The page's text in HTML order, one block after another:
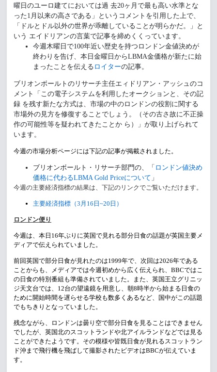
曜日のユーロ建てにおいては過 去20ヶ月で最も高い水準とな
った1月以来の高さである」というコメントを引用した上で、
「ドルとドル以外の世界が乖離していることが明らかだ。」と
いう エイドリアンの言葉で記事を締めくくっています。
今週木曜日で100年近い歴史を持つロンドン金値決めが
終わりを告げ、本日金曜日からLBMA金価格が新たに始
まったことを伝える ロイターの記事。
ブリオンボールトのリサーチ主任エィドリアン・アッシュのコ
メント「この電子システムを利用したオークションと、その記
録 を残す新たな方式は、市場の中のロンドンの役割に関する
市場外の見方を修復することでしょう。（その古さ故に不正操
作の可能性等を疑われてきたことか ら）」が取り上げられて
います。
今週の市場分析ページには下記の記事が掲載されました。
ブリオンボールト・リサーチ部門の、「 ロンドン値決め
価格に代わるLBMA Gold Priceについて 」
今週の主要経済指標の結果は、 下記のリンクでご覧いただけます。
主要経済指標（3月16日~20日）
ロンドン便り
今週は、本日16年ぶりに英国で見れる部分日食の話題が英国主要メ
ディアで伝えられていました。
前回英国で部分日食が見れたのは1999年で、次回は2026年である
ことからも、メディアでは今週初めから広く伝えられ、BBCではこ
の日食の特別番組も準備されていました。また、英国王立グリニッ
ジ天文台では、12台の望遠鏡を用意し、朝8時半から始まる日食の
ために開始時間を遅らせる学校も数多くあるなど、国中がこの話題
でもちきりとなっていました。
残念ながら、ロンドンは曇り空で部分日食を見ることはできません
でしたが、英国北のスコットランドや北アイルランドなどでは見る
ことができたようです。その模様や皆既日食が見れるスコットラン
ド沖まで飛行機を飛ばして撮影されたビデオはBBCが伝えていま
す。